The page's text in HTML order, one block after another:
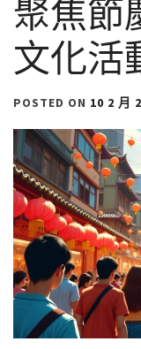
文化活
POSTED ON 10 2 月